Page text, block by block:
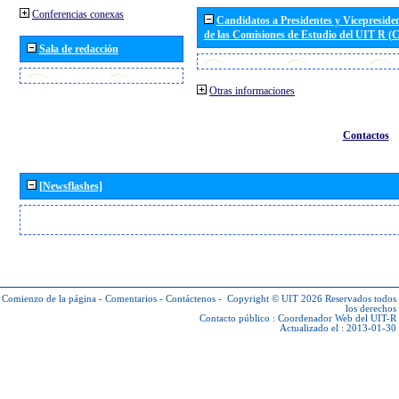
Conferencias conexas
Sala de redacción
Candidatos a Presidentes y
de las Comisiones de Estudio del UIT R
Otras informaciones
Contactos
[Newsflashes]
Comienzo de la página - Comentarios - Contáctenos - Copyright © UIT 2026 Reservados todos
los derechos
Contacto público : Coordenador Web del UIT-R
Actualizado el : 2013-01-30